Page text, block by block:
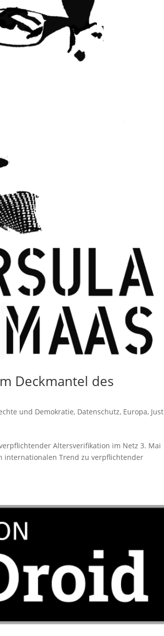
Deckmantel des
und Demokratie, Datenschutz, Europa,
Altersverifikation im Netz 3. Mai
internationalen Trend zu verpflichtender